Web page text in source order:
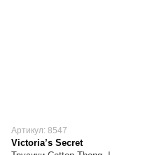
Артикул: 8547
Victoria’s Secret